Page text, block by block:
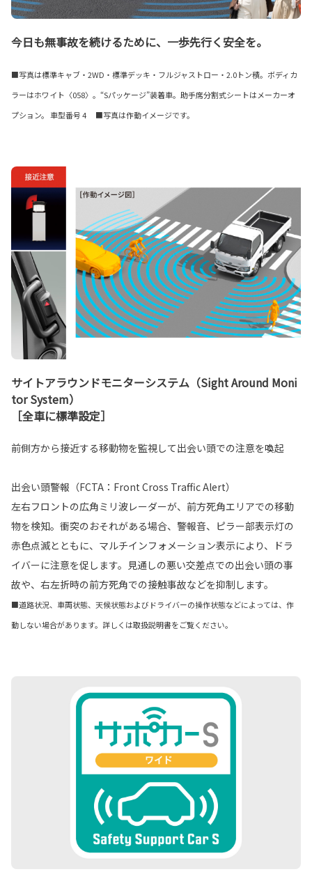
今日も無事故を続けるために、一歩先行く安全を。
■写真は標準キャブ・2WD・標準デッキ・フルジャストロー・2.0トン積。ボディカ
ラーはホワイト〈058〉。“Sパッケージ”装着車。助手席分割式シートはメーカーオ
プション。 車型番号 4 ■写真は作動イメージです。
サイトアラウンドモニターシステム（Sight Around Moni
tor System）
［全車に標準設定］
前側方から接近する移動物を監視して出会い頭での注意を喚起
出会い頭警報（FCTA：Front Cross Traffic Alert）
左右フロントの広角ミリ波レーダーが、前方死角エリアでの移動
物を検知。衝突のおそれがある場合、警報音、ピラー部表示灯の
赤色点滅とともに、マルチインフォメーション表示により、ドラ
イバーに注意を促します。見通しの悪い交差点での出会い頭の事
故や、右左折時の前方死角での接触事故などを抑制します。
■道路状況、車両状態、天候状態およびドライバーの操作状態などによっては、作
動しない場合があります。詳しくは取扱説明書をご覧ください。